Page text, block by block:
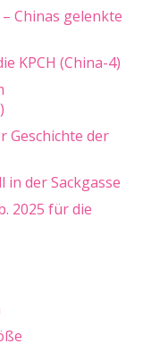
Chinas gelenkte
KPCH (China-4)
Geschichte der
der Sackgasse
2025 für die